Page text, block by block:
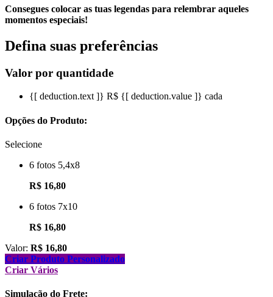
Consegues colocar as tuas legendas para relembrar aqueles
momentos especiais!
Defina suas preferências
Valor por quantidade
{[ deduction.text ]} R$ {[ deduction.value ]} cada
Opções do Produto:
Selecione
6 fotos 5,4x8
R$ 16,80
6 fotos 7x10
R$ 16,80
Valor: R$ 16,80
Criar Produto Personalizado
Criar Vários
Simulação do Frete: